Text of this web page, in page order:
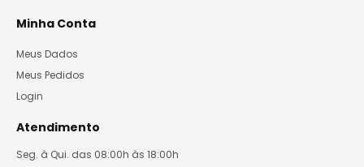
Minha Conta
Meus Dados
Meus Pedidos
Login
Atendimento
Seg. à Qui. das 08:00h às 18:00h